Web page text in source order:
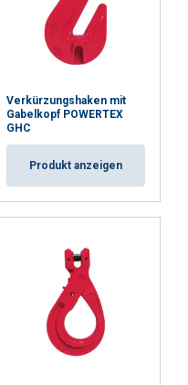
Verkürzungshaken mit
Gabelkopf POWERTEX
GHC
Produkt anzeigen